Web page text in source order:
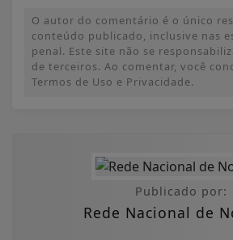
O autor do comentário é o único
conteúdo publicado, inclusive nas
penal. Este site não se
de terceiros. Ao comentar, você
Termos de Uso e Privacidade.
Publicado por:
Rede Nacional de